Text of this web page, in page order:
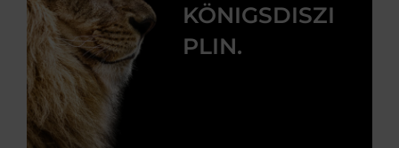
KÖNIGSDISZI
PLIN.